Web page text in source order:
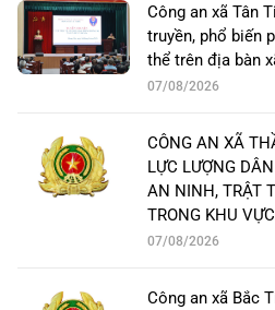
Công an xã Tân
truyền, phổ biến
thể trên địa bàn
07/08/2026
CÔNG AN XÃ
LỰC LƯỢNG
AN NINH, TRẬT
TRONG KHU
07/08/2026
Công an xã Bắc